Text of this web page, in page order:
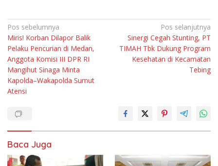
Navigasi
pos
Pos sebelumnya
Miris! Korban Dilapor Balik
Pelaku Pencurian di Medan,
Anggota Komisi III DPR RI
Mangihut Sinaga Minta
Kapolda–Wakapolda Sumut
Atensi
Pos selanjutnya
Sinergi Cegah Stunting, PT
TIMAH Tbk Dukung Program
Kesehatan di Kecamatan
Tebing
Baca Juga